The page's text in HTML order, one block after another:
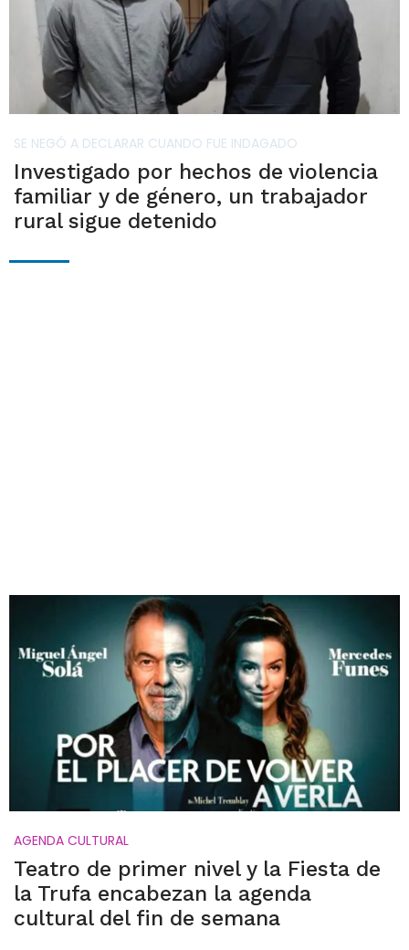
SE NEGÓ A DECLARAR CUANDO FUE INDAGADO
Investigado por hechos de violencia
familiar y de género, un trabajador
rural sigue detenido
AGENDA CULTURAL
Teatro de primer nivel y la Fiesta de
la Trufa encabezan la agenda
cultural del fin de semana